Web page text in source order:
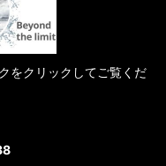
をクリックしてご覧くだ